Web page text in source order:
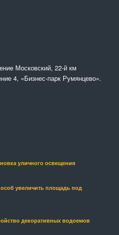
Московский, 22-й км
4, «Бизнес-парк Румянцево».
уличного освещения
увеличить площадь под
декоративных водоемов